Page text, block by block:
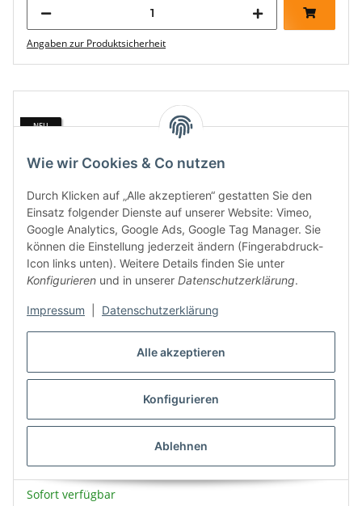
Alle akzeptieren
Konfigurieren
Ablehnen
Wie wir Cookies & Co nutzen
Durch Klicken auf „Alle akzeptieren“ gestatten Sie den
Einsatz folgender Dienste auf unserer Website: Vimeo,
Google Analytics, Google Ads, Google Tag Manager. Sie
können die Einstellung jederzeit ändern (Fingerabdruck-
Icon links unten). Weitere Details finden Sie unter
Konfigurieren und in unserer Datenschutzerklärung.
Impressum Datenschutzerklärung
Angaben zur Produktsicherheit
NEU
Funk-Schalter Set McPower Comfort Empfänger +
Wandtaster max. 2300W
Sofort verfügbar